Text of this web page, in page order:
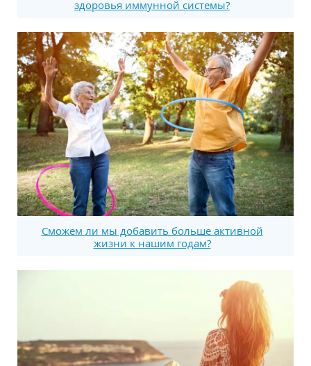
здоровья иммунной системы?
Сможем ли мы добавить больше активной
жизни к нашим годам?